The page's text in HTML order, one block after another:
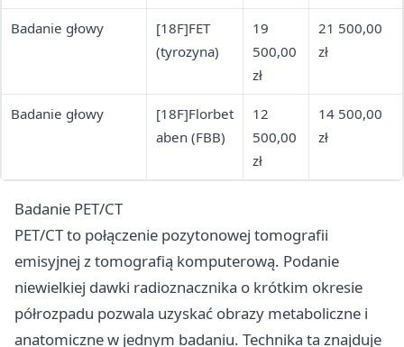
Badanie głowy
[18F]FET
(tyrozyna)
19
500,00
zł
21 500,00
zł
Badanie głowy
[18F]Florbet
aben (FBB)
12
500,00
zł
14 500,00
zł
Badanie PET/CT
PET/CT to połączenie pozytonowej tomografii
emisyjnej z tomografią komputerową. Podanie
niewielkiej dawki radioznacznika o krótkim okresie
półrozpadu pozwala uzyskać obrazy metaboliczne i
anatomiczne w jednym badaniu. Technika ta znajduje